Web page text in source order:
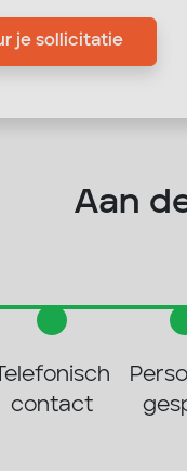
je sollicitatie
Aan
Telefonisch
contact